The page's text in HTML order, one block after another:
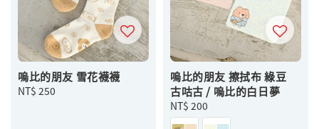
嗚比的朋友 雪花襪襪
Regular
NT$ 250
嗚比的朋友 擦拭布 綠豆
古咕古 / 嗚比的白日夢
Regular
price
NT$ 200